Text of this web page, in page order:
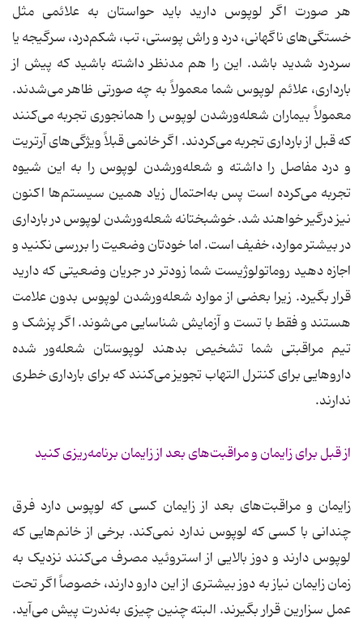
هر صورت اگر لوپوس دارید باید حواستان به علائمی مثل
خستگی‌های ناگهانی، درد و راش پوستی، تب، شکم‌درد، سرگیجه یا
سردرد شدید باشد. این را هم مدنظر داشته باشید که پیش از
بارداری، علائم لوپوس شما معمولاً به چه صورتی ظاهر می‌شدند.
معمولاً بیماران شعله‌ورشدن لوپوس را همانجوری تجربه می‌کنند
که قبل از بارداری تجربه می‌کردند. اگر خانمی قبلاً ویژگی‌های آرتریت
و درد مفاصل را داشته و شعله‌ورشدن لوپوس را به این شیوه
تجربه می‌کرده است پس به‌احتمال زیاد همین سیستم‌ها اکنون
نیز درگیر خواهند شد. خوشبختانه شعله‌ورشدن لوپوس در بارداری
در بیشتر موارد، خفیف است. اما خودتان وضعیت را بررسی نکنید و
اجازه دهید روماتولوژیست شما زودتر در جریان وضعیتی که دارید
قرار بگیرد. زیرا بعضی از موارد شعله‌ورشدن لوپوس بدون علامت
هستند و فقط با تست و آزمایش شناسایی می‌شوند. اگر پزشک و
تیم مراقبتی شما تشخیص بدهند لوپوستان شعله‌ور شده
داروهایی برای کنترل التهاب تجویز می‌کنند که برای بارداری خطری
ندارند.
از قبل برای زایمان و مراقبت‌های بعد از زایمان برنامه‌ریزی کنید
زایمان و مراقبت‌های بعد از زایمان کسی که لوپوس دارد فرق
چندانی با کسی که لوپوس ندارد نمی‌کند. برخی از خانم‌هایی که
لوپوس دارند و دوز بالایی از استروئید مصرف می‌کنند نزدیک به
زمان زایمان نیاز به دوز بیشتری از این دارو دارند، خصوصاً اگر تحت
عمل سزارین قرار بگیرند. البته چنین چیزی به‌ندرت پیش می‌آید.